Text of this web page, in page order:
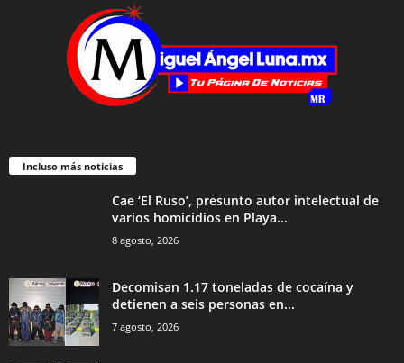
Incluso más noticias
Cae ‘El Ruso’, presunto autor intelectual de
varios homicidios en Playa...
8 agosto, 2026
Decomisan 1.17 toneladas de cocaína y
detienen a seis personas en...
7 agosto, 2026